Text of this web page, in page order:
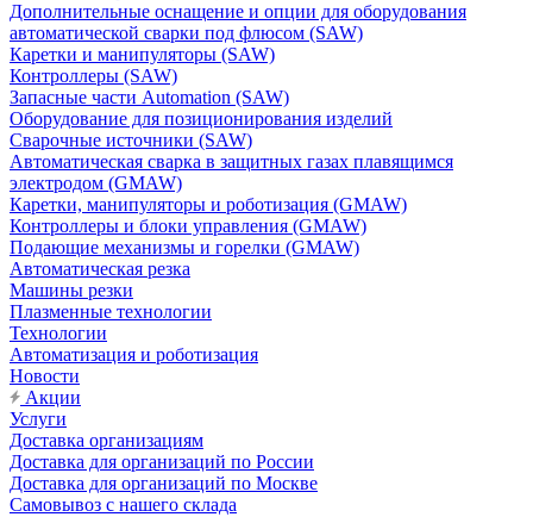
Дополнительные оснащение и опции для оборудования
автоматической сварки под флюсом (SAW)
Каретки и манипуляторы (SAW)
Контроллеры (SAW)
Запасные части Automation (SAW)
Оборудование для позиционирования изделий
Сварочные источники (SAW)
Автоматическая сварка в защитных газах плавящимся
электродом (GMAW)
Каретки, манипуляторы и роботизация (GMAW)
Контроллеры и блоки управления (GMAW)
Подающие механизмы и горелки (GMAW)
Автоматическая резка
Машины резки
Плазменные технологии
Технологии
Автоматизация и роботизация
Новости
Акции
Услуги
Доставка организациям
Доставка для организаций по России
Доставка для организаций по Москве
Самовывоз с нашего склада